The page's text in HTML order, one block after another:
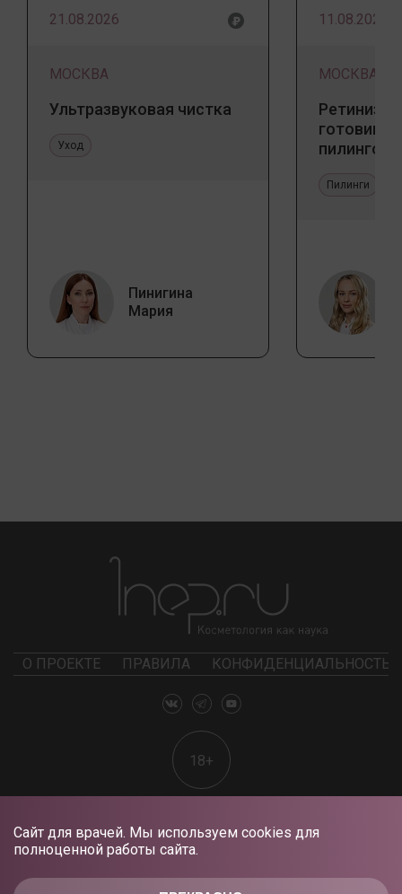
Сайт для врачей. Мы используем cookies для
полноценной работы сайта.
21.08.2026
МОСКВА
Ультразвуковая чистка
Уход
Пинигина
Мария
11.08.2026
МОСКВА
готовим
пилингов
Пилинги
О ПРОЕКТЕ ПРАВИЛА КОНФИДЕНЦИАЛЬНОСТЬ
18+